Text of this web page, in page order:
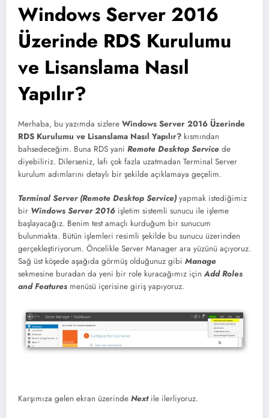
Windows Server 2016
Üzerinde RDS Kurulumu
ve Lisanslama Nasıl
Yapılır?
Merhaba, bu yazımda sizlere Windows Server 2016 Üzerinde
RDS Kurulumu ve Lisanslama Nasıl Yapılır? kısmından
bahsedeceğim. Buna RDS yani Remote Desktop Service de
diyebiliriz. Dilerseniz, lafı çok fazla uzatmadan Terminal Server
kurulum adımlarını detaylı bir şekilde açıklamaya geçelim.
Terminal Server (Remote Desktop Service) yapmak istediğimiz
bir Windows Server 2016 işletim sistemli sunucu ile işleme
başlayacağız. Benim test amaçlı kurduğum bir sunucum
bulunmakta. Bütün işlemleri resimli şekilde bu sunucu üzerinden
gerçekleştiriyorum. Öncelikle Server Manager ara yüzünü açıyoruz.
Sağ üst köşede aşağıda görmüş olduğunuz gibi Manage
sekmesine buradan da yeni bir role kuracağımız için Add Roles
and Features menüsü içerisine giriş yapıyoruz.
Karşımıza gelen ekran üzerinde Nextile ilerliyoruz.